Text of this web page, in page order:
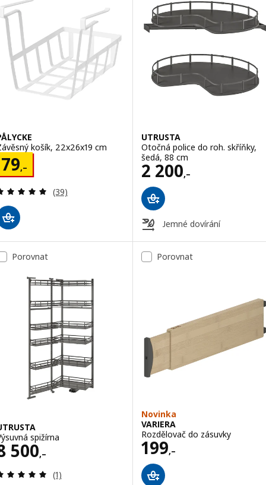
košík, 22x26x19 cm
79,– 79,–
Recenze: 4.9 z 5 hvězdy. Celkem recenzí:
(39)
UTRUSTA
Otočná police do roh. skříňky,
šedá, 88 cm
2 200,–
Cena 2200,–
Jemné dovírání
Porovnat
spižírna
500,–
8500,–
Recenze: 5 z 5 hvězdy. Celkem recenzí:
(1)
Porovnat
Novinka
VARIERA
Rozdělovač do zásuvky
199,–
Cena 199,–